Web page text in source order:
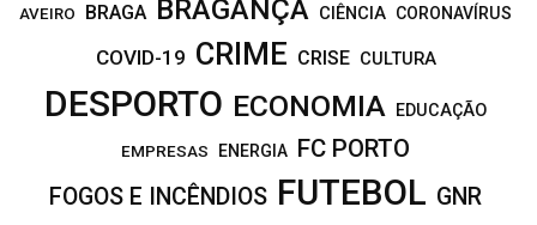
AVEIRO BRAGA BRAGANÇA CIÊNCIA CORONAVÍRUS
COVID-19 CRIME CRISE CULTURA
DESPORTO ECONOMIA EDUCAÇÃO
EMPRESAS ENERGIA FC PORTO
FOGOS E INCÊNDIOS FUTEBOL GNR